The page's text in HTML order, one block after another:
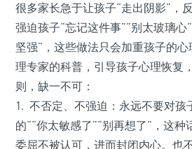
很多家长急于让孩子“走出阴影”，
强迫孩子“忘记这件事”“别太玻璃心
坚强”，这些做法只会加重孩子的
理专家的科普，引导孩子心理恢复
则，缺一不可：
1. 不否定、不强迫：永远不要对孩
的”“你太敏感了”“别再想了”，这
委屈不被认可，进而封闭内心。也